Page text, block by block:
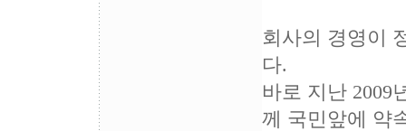
회사의 경영이
다.
바로 지난 2009
께 국민앞에 약